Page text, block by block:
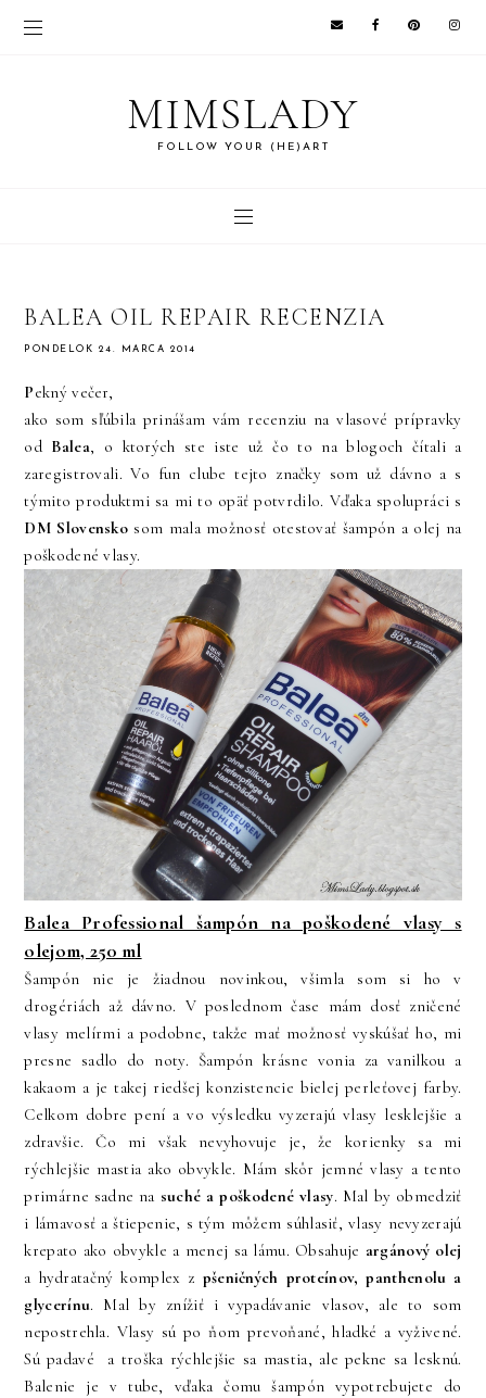
MIMSLADY
FOLLOW YOUR (HE)ART
BALEA OIL REPAIR RECENZIA
PONDELOK 24. MARCA 2014
Pekný večer,
ako som sľúbila prinášam vám recenziu na vlasové prípravky
od Balea, o ktorých ste iste už čo to na blogoch čítali a
zaregistrovali. Vo fun clube tejto značky som už dávno a s
týmito produktmi sa mi to opäť potvrdilo. Vďaka spolupráci s
DM Slovensko som mala možnosť otestovať šampón a olej na
poškodené vlasy.
Balea Professional šampón na poškodené vlasy s
olejom, 250 ml
Šampón nie je žiadnou novinkou, všimla som si ho v
drogériách až dávno. V poslednom čase mám dosť zničené
vlasy melírmi a podobne, takže mať možnosť vyskúšať ho, mi
presne sadlo do noty. Šampón krásne vonia za vanilkou a
kakaom a je takej riedšej konzistencie bielej perleťovej farby.
Celkom dobre pení a vo výsledku vyzerajú vlasy lesklejšie a
zdravšie. Čo mi však nevyhovuje je, že korienky sa mi
rýchlejšie mastia ako obvykle. Mám skôr jemné vlasy a tento
primárne sadne na suché a poškodené vlasy. Mal by obmedziť
i lámavosť a štiepenie, s tým môžem súhlasiť, vlasy nevyzerajú
krepato ako obvykle a menej sa lámu. Obsahuje argánový olej
a hydratačný komplex z pšeničných proteínov, panthenolu a
glycerínu. Mal by znížiť i vypadávanie vlasov, ale to som
nepostrehla. Vlasy sú po ňom prevoňané, hladké a vyživené.
Sú padavé a troška rýchlejšie sa mastia, ale pekne sa lesknú.
Balenie je v tube, vďaka čomu šampón vypotrebujete do